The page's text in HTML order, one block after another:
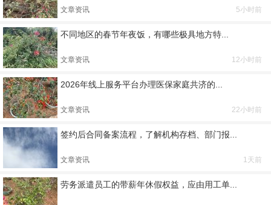
文章资讯 5小时前
不同地区的春节年夜饭，有哪些极具地方特...
文章资讯 12小时前
2026年线上服务平台办理医保家庭共济的...
文章资讯 22小时前
签约后合同备案流程，了解机构存档、部门报...
文章资讯 1天前
劳务派遣员工的带薪年休假权益，应由用工单...